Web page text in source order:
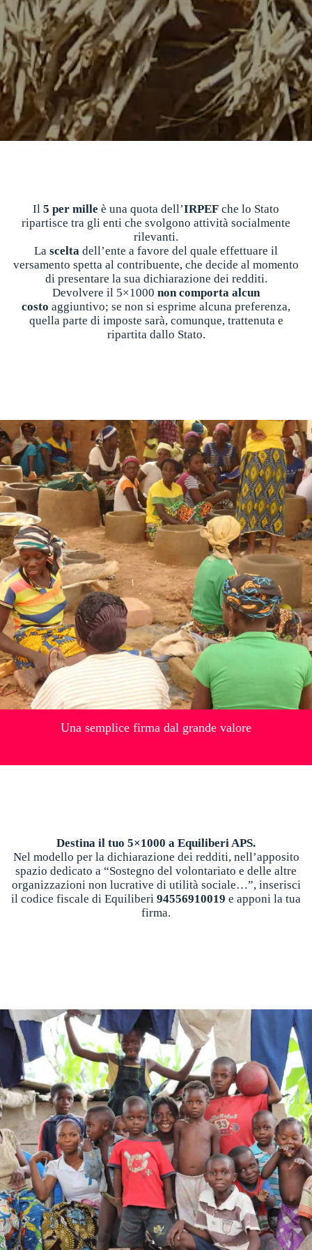
Il 5 per mille è una quota dell’IRPEF che lo Stato
ripartisce tra gli enti che svolgono attività socialmente
rilevanti.
La scelta dell’ente a favore del quale effettuare il
versamento spetta al contribuente, che decide al momento
di presentare la sua dichiarazione dei redditi.
Devolvere il 5×1000 non comporta alcun
costo aggiuntivo; se non si esprime alcuna preferenza,
quella parte di imposte sarà, comunque, trattenuta e
ripartita dallo Stato.
Una semplice firma dal grande valore
Destina il tuo 5×1000 a Equiliberi APS.
Nel modello per la dichiarazione dei redditi, nell’apposito
spazio dedicato a “Sostegno del volontariato e delle altre
organizzazioni non lucrative di utilità sociale…”, inserisci
il codice fiscale di Equiliberi 94556910019 e apponi la tua
firma.